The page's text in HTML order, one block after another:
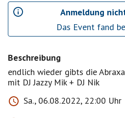
Anmeldung
Das Event fand
Beschreibung
endlich wieder gibts die
mit DJ Jazzy Mik + DJ Nik
Sa., 06.08.2022, 22:00 Uhr